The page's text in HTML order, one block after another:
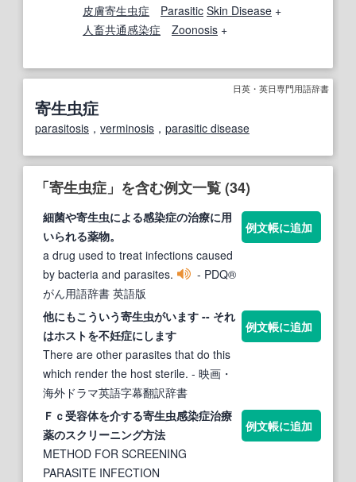
皮膚寄生虫症 Parasitic Skin Disease +
人畜共通感染症
Zoonosis +
日英・英日専門用語辞書
寄生虫症
parasitosis ， verminosis ， parasitic disease
「寄生虫症」を含む例文一覧 (34)
細菌や寄生虫による感染症の治療に用
いられる薬物。
a drug used to treat infections caused
by bacteria and parasites.
- PDQ®
がん用語辞書 英語版
例文帳に追加
他にもこういう寄生虫がいます -- それ
はホストを不妊症にします
There are other parasites that do this
which render the host sterile. - 映画・
海外ドラマ英語字幕翻訳辞書
例文帳に追加
Ｆｃ受容体を介する寄生虫感染症治療
薬のスクリーニング方法
METHOD FOR SCREENING
PARASITE INFECTION
例文帳に追加